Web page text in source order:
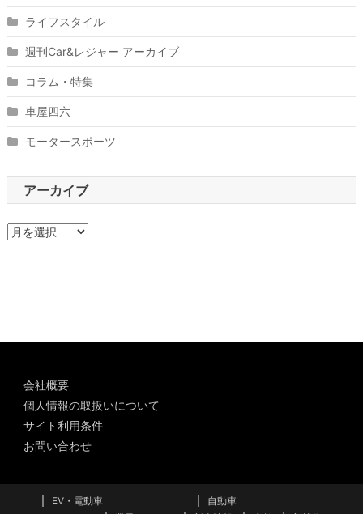
ライフスタイル
週刊Car&レジャー アーカイブ
コラム・特集
車屋四六
モータースポーツ
アーカイブ
ア
会社概要
個人情報の取扱いについて
サイト利用条件
お問い合わせ
EV・電動車
自動車